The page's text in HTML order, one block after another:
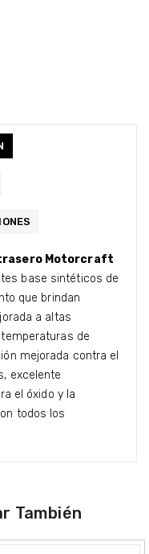
Motorcraft
base sintéticos de
que brindan
a altas
de
mejorada contra el
excelente
el óxido y la
todos los
También